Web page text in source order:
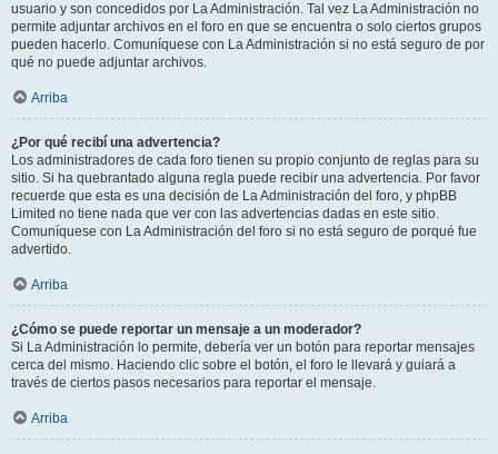
usuario y son concedidos por La Administración. Tal vez La Administración no
permite adjuntar archivos en el foro en que se encuentra o solo ciertos grupos
pueden hacerlo. Comuníquese con La Administración si no está seguro de por
qué no puede adjuntar archivos.
Arriba
¿Por qué recibí una advertencia?
Los administradores de cada foro tienen su propio conjunto de reglas para su
sitio. Si ha quebrantado alguna regla puede recibir una advertencia. Por favor
recuerde que esta es una decisión de La Administración del foro, y phpBB
Limited no tiene nada que ver con las advertencias dadas en este sitio.
Comuníquese con La Administración del foro si no está seguro de porqué fue
advertido.
Arriba
¿Cómo se puede reportar un mensaje a un moderador?
Si La Administración lo permite, debería ver un botón para reportar mensajes
cerca del mismo. Haciendo clic sobre el botón, el foro le llevará y guiará a
través de ciertos pasos necesarios para reportar el mensaje.
Arriba